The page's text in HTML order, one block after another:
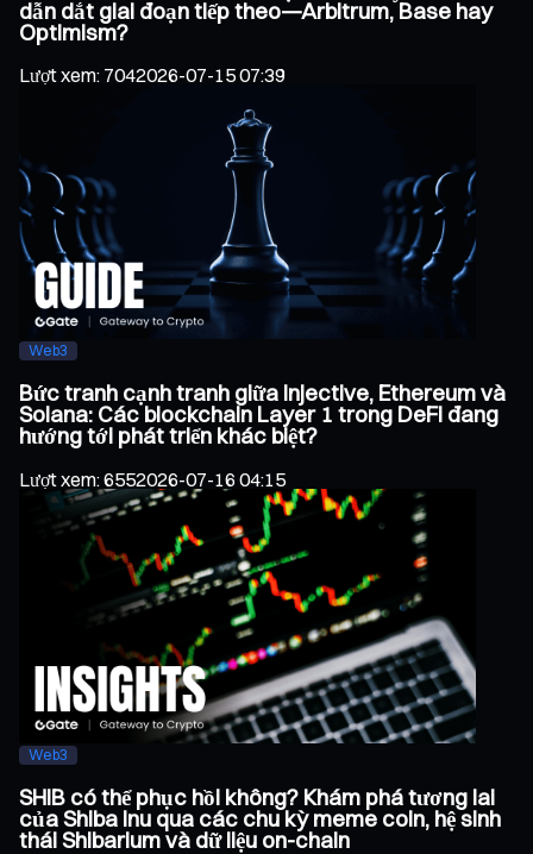
dẫn dắt giai đoạn tiếp theo—Arbitrum, Base hay
Optimism?
Lượt xem: 7042026-07-15 07:39
Web3
Bức tranh cạnh tranh giữa Injective, Ethereum và
Solana: Các blockchain Layer 1 trong DeFi đang
hướng tới phát triển khác biệt?
Lượt xem:6552026-07-16 04:15
Web3
SHIB có thể phục hồi không? Khám phá tương lai
của Shiba Inu qua các chu kỳ meme coin, hệ sinh
thái Shibarium và dữ liệu on-chain